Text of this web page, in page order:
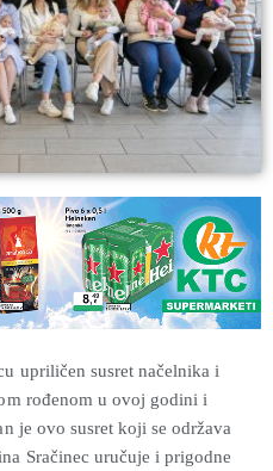
upriličen susret načelnika i
rođenom u ovoj godini i
je ovo susret koji se održava
Sračinec uručuje i prigodne